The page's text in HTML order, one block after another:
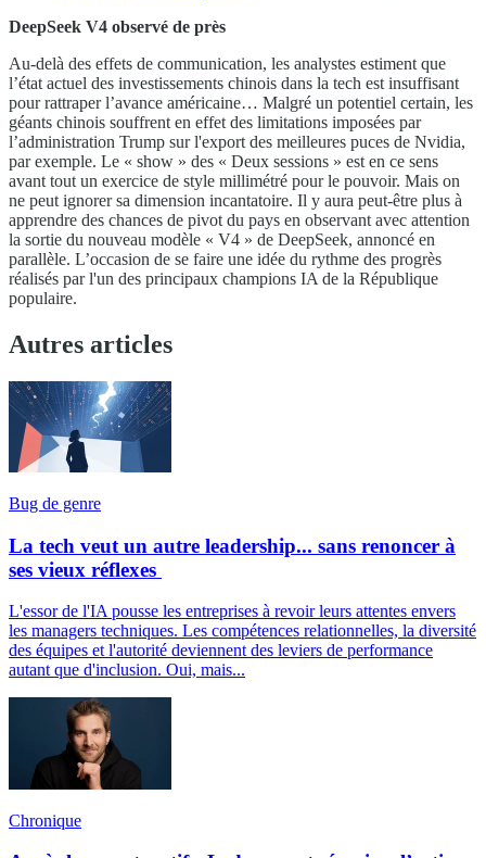
DeepSeek V4 observé de près
Au-delà des effets de communication, les analystes estiment que
l’état actuel des investissements chinois dans la tech est insuffisant
pour rattraper l’avance américaine… Malgré un potentiel certain, les
géants chinois souffrent en effet des limitations imposées par
l’administration Trump sur l'export des meilleures puces de Nvidia,
par exemple. Le « show » des « Deux sessions » est en ce sens
avant tout un exercice de style millimétré pour le pouvoir. Mais on
ne peut ignorer sa dimension incantatoire. Il y aura peut-être plus à
apprendre des chances de pivot du pays en observant avec attention
la sortie du nouveau modèle « V4 » de DeepSeek, annoncé en
parallèle. L’occasion de se faire une idée du rythme des progrès
réalisés par l'un des principaux champions IA de la République
populaire.
Autres articles
Bug de genre
La tech veut un autre leadership... sans renoncer à
ses vieux réflexes
L'essor de l'IA pousse les entreprises à revoir leurs attentes envers
les managers techniques. Les compétences relationnelles, la diversité
des équipes et l'autorité deviennent des leviers de performance
autant que d'inclusion. Oui, mais...
Chronique